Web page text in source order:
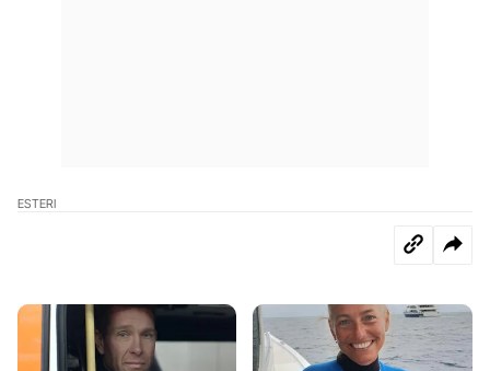
ESTERI